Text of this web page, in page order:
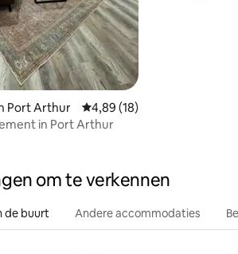
Port Arthur Gemiddelde beoordeling
4,89 (18)
in Port Arthur
om te verkennen
de buurt Andere accommodaties